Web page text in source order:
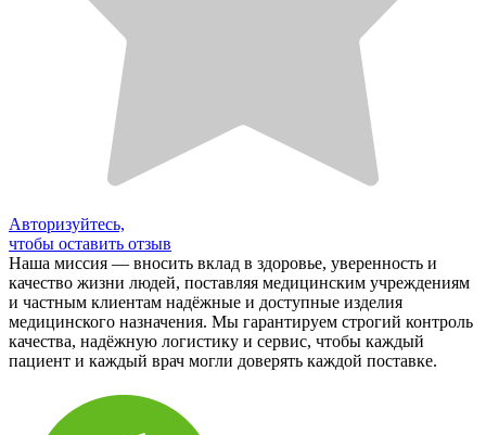
Авторизуйтесь,
чтобы оставить отзыв
Наша миссия — вносить вклад в здоровье, уверенность и
качество жизни людей, поставляя медицинским учреждениям
и частным клиентам надёжные и доступные изделия
медицинского назначения. Мы гарантируем строгий контроль
качества, надёжную логистику и сервис, чтобы каждый
пациент и каждый врач могли доверять каждой поставке.